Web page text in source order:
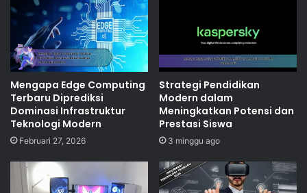
Mengapa Edge Computing
Terbaru Diprediksi
Dominasi Infrastruktur
Teknologi Modern
Februari 27, 2026
Strategi Pendidikan
Modern dalam
Meningkatkan Potensi dan
Prestasi Siswa
3 minggu ago